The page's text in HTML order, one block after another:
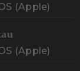
(Apple)
(Apple)